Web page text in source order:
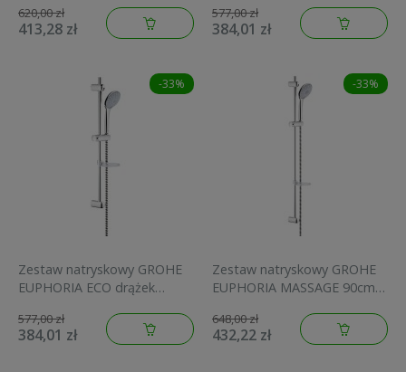
27225001
620,00 zł
413,28 zł
27242001
577,00 zł
384,01 zł
-33%
Zestaw natryskowy GROHE
EUPHORIA ECO drążek
27230001
577,00 zł
384,01 zł
-33%
Zestaw natryskowy GROHE
EUPHORIA MASSAGE 90cm,
27226001
648,00 zł
432,22 zł